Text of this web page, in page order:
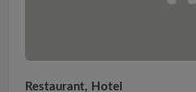
Restaurant, Hotel